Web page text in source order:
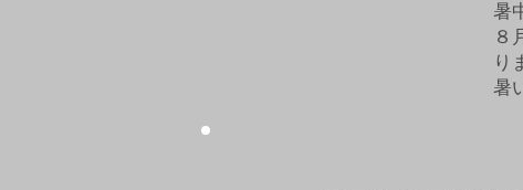
暑
８
り
暑